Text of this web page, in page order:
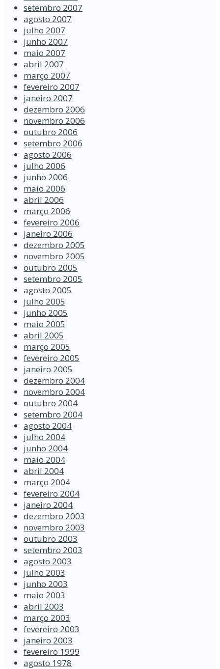
setembro 2007
agosto 2007
julho 2007
junho 2007
maio 2007
abril 2007
março 2007
fevereiro 2007
janeiro 2007
dezembro 2006
novembro 2006
outubro 2006
setembro 2006
agosto 2006
julho 2006
junho 2006
maio 2006
abril 2006
março 2006
fevereiro 2006
janeiro 2006
dezembro 2005
novembro 2005
outubro 2005
setembro 2005
agosto 2005
julho 2005
junho 2005
maio 2005
abril 2005
março 2005
fevereiro 2005
janeiro 2005
dezembro 2004
novembro 2004
outubro 2004
setembro 2004
agosto 2004
julho 2004
junho 2004
maio 2004
abril 2004
março 2004
fevereiro 2004
janeiro 2004
dezembro 2003
novembro 2003
outubro 2003
setembro 2003
agosto 2003
julho 2003
junho 2003
maio 2003
abril 2003
março 2003
fevereiro 2003
janeiro 2003
fevereiro 1999
agosto 1978